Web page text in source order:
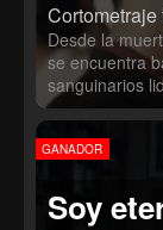
Desde la
se encuentra
sanguinarios
asesinan
la salsa.
a partir lejos
años
sonar su
GANADOR
Soy